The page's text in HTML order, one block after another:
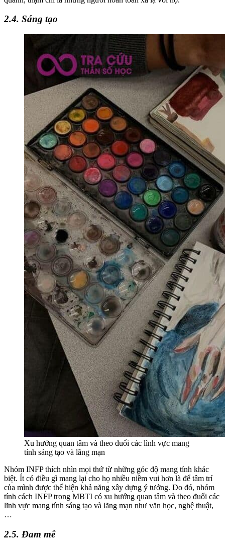
2.4. Sáng tạo
Xu hướng quan tâm và theo đuổi các lĩnh vực mang
tính sáng tạo và lãng mạn
Nhóm INFP thích nhìn mọi thứ từ những góc độ mang tính khác
biệt. Ít có điều gì mang lại cho họ nhiều niềm vui hơn là để tâm trí
của mình được thể hiện khả năng xây dựng ý tưởng. Do đó, nhóm
tính cách INFP trong MBTI có xu hướng quan tâm và theo đuổi các
lĩnh vực mang tính sáng tạo và lãng mạn như văn học, nghệ thuật,
…
2.5. Đam mê